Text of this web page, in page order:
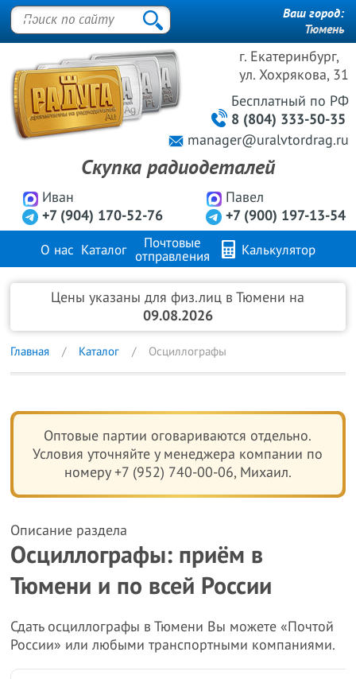
г. Екатеринбург,
ул. Хохрякова, 31
Иван
+7 (904) 170-52-76
Павел
+7 (900) 197-13-54
Бесплатный по РФ
8 (804) 333-50-35
manager@uralvtordrag.ru
Скупка радиодеталей
Ваш город:
Тюмень
О нас Каталог
Почтовые
отправления
Калькулятор
Продажа металлов Контакты
Цены указаны для физ.лиц в Тюмени на
09.08.2026
Главная Каталог Осциллографы
Оптовые партии оговариваются отдельно.
Условия уточняйте у менеджера компании по
номеру +7 (952) 740-00-06, Михаил.
Описание раздела
Осциллографы: приём в
Тюмени и по всей России
Сдать осциллографы в Тюмени Вы можете «Почтой
России» или любыми транспортными компаниями.